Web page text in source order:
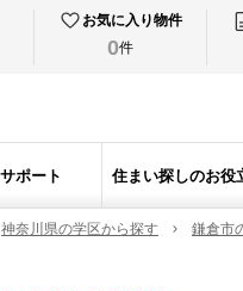
お気に入り物件
0件
ポート 住まい探しのお役
神奈川県の学区から探す 鎌倉市